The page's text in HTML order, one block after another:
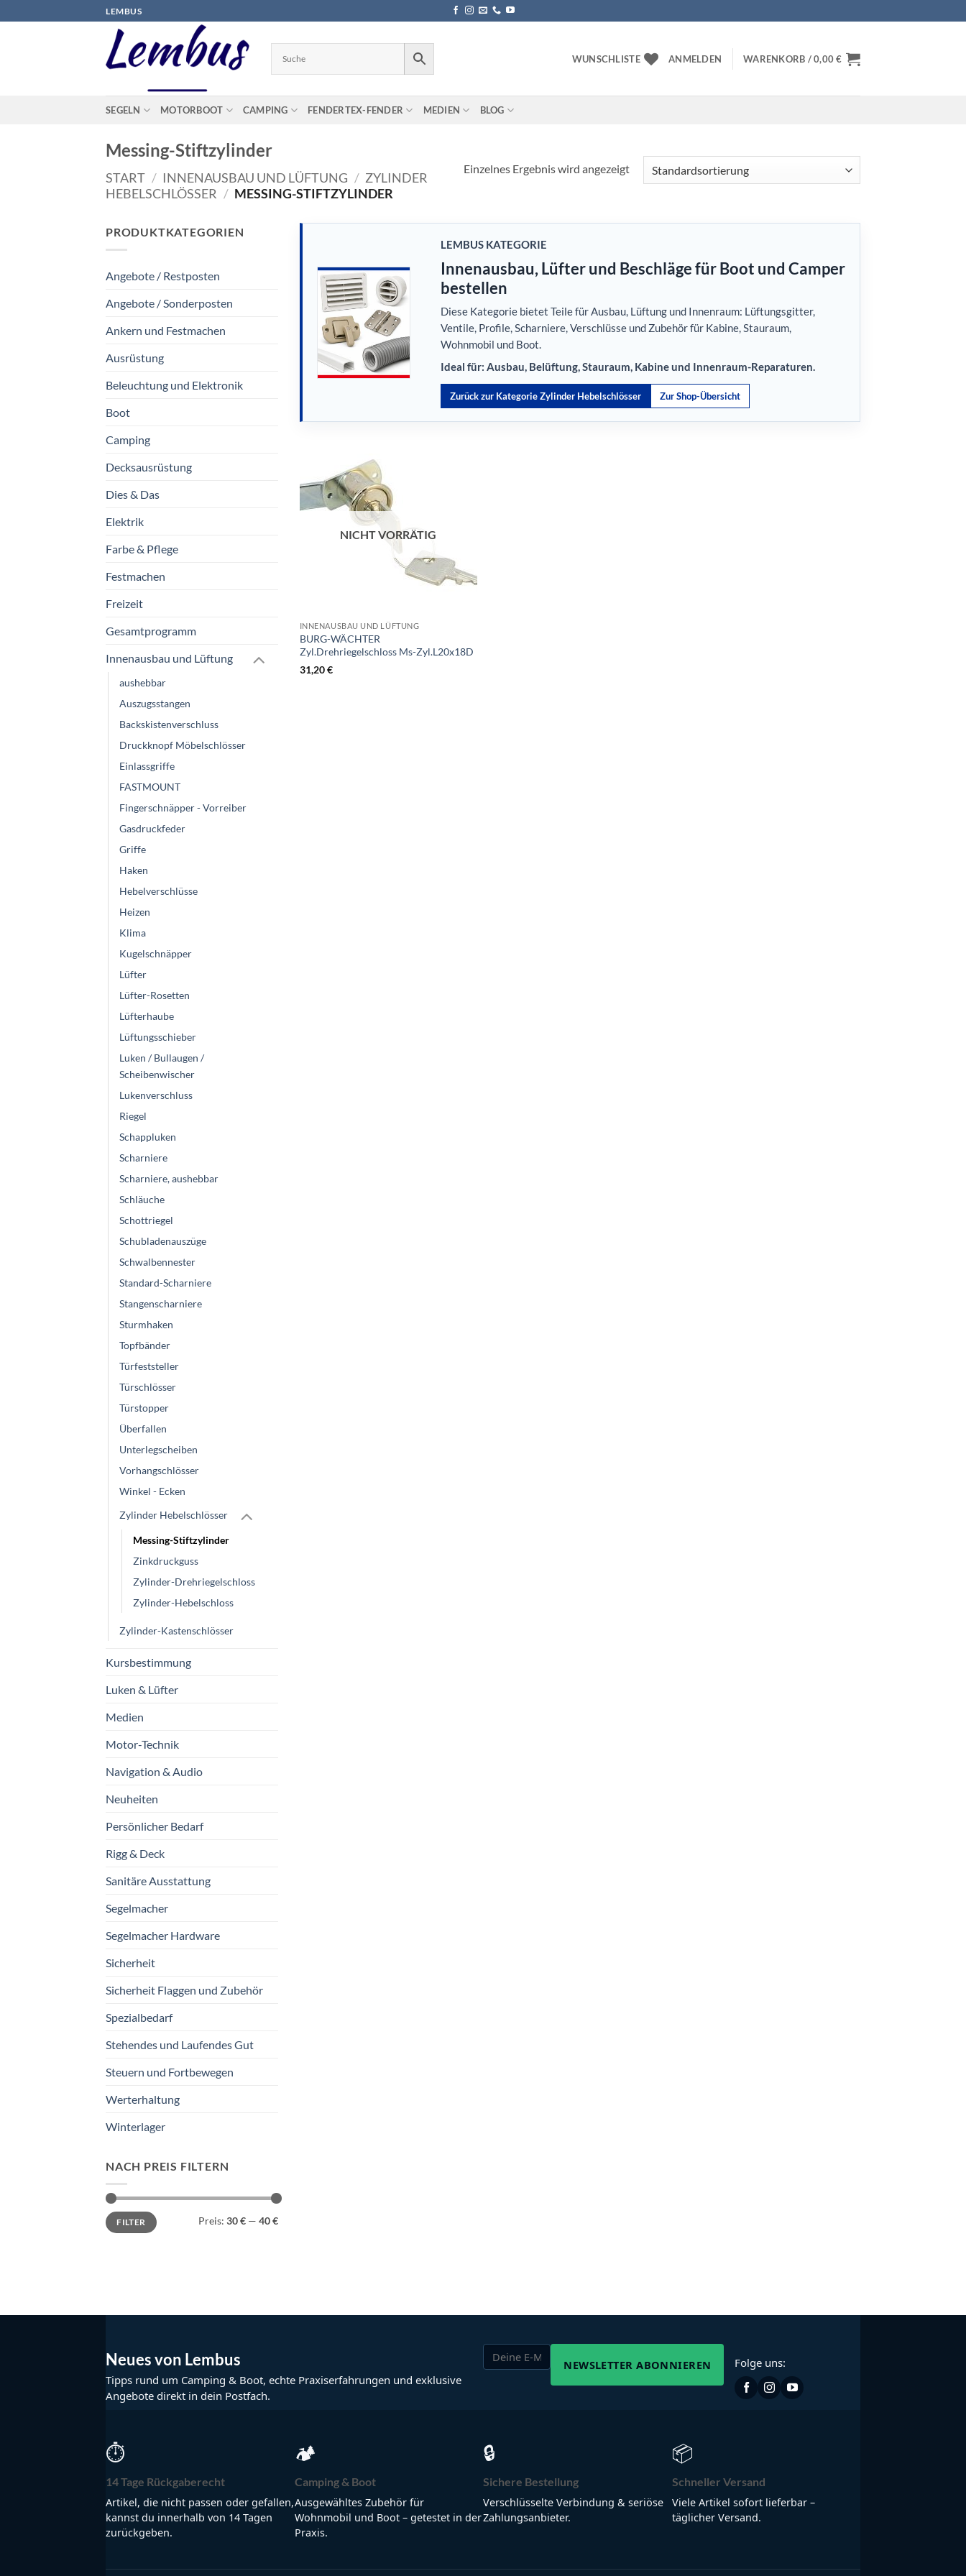
Inhalt
LEMBUS
WUNSCHLISTE ANMELDEN WARENKORB /0,00€
SEGELN MOTORBOOT CAMPING FENDERTEX-FENDER MEDIEN BLOG
Messing-Stiftzylinder
START / INNENAUSBAU UND LÜFTUNG / ZYLINDER
HEBELSCHLÖSSER / MESSING-STIFTZYLINDER
Einzelnes Ergebnis wird angezeigt
PRODUKTKATEGORIEN
Angebote / Restposten
Angebote / Sonderposten
Ankern und Festmachen
Ausrüstung
Beleuchtung und Elektronik
Boot
Camping
Decksausrüstung
Dies & Das
Elektrik
Farbe & Pflege
Festmachen
Freizeit
Gesamtprogramm
Innenausbau und Lüftung
aushebbar
Auszugsstangen
Backskistenverschluss
Druckknopf Möbelschlösser
Einlassgriffe
FASTMOUNT
Fingerschnäpper - Vorreiber
Gasdruckfeder
Griffe
Haken
Hebelverschlüsse
Heizen
Klima
Kugelschnäpper
Lüfter
Lüfter-Rosetten
Lüfterhaube
Lüftungsschieber
Luken / Bullaugen /
Scheibenwischer
Lukenverschluss
Riegel
Schappluken
Scharniere
Scharniere, aushebbar
Schläuche
Schottriegel
Schubladenauszüge
Schwalbennester
Standard-Scharniere
Stangenscharniere
Sturmhaken
Topfbänder
Türfeststeller
Türschlösser
Türstopper
Überfallen
Unterlegscheiben
Vorhangschlösser
Winkel - Ecken
Zylinder Hebelschlösser
Messing-Stiftzylinder
Zinkdruckguss
Zylinder-Drehriegelschloss
Zylinder-Hebelschloss
Zylinder-Kastenschlösser
Kursbestimmung
Luken & Lüfter
Medien
Motor-Technik
Navigation & Audio
Neuheiten
Persönlicher Bedarf
Rigg & Deck
Sanitäre Ausstattung
Segelmacher
Segelmacher Hardware
Sicherheit
Sicherheit Flaggen und Zubehör
Spezialbedarf
Stehendes und Laufendes Gut
Steuern und Fortbewegen
Werterhaltung
Winterlager
NACH PREIS FILTERN
Min.
Preis
Max.
PreisFILTER Preis: 30 € — 40 €
LEMBUS KATEGORIE
Innenausbau, Lüfter und Beschläge für Boot und Camper
bestellen
Diese Kategorie bietet Teile für Ausbau, Lüftung und Innenraum: Lüftungsgitter,
Ventile, Profile, Scharniere, Verschlüsse und Zubehör für Kabine, Stauraum,
Wohnmobil und Boot.
Ideal für: Ausbau, Belüftung, Stauraum, Kabine und Innenraum-Reparaturen.
Zurück zur Kategorie Zylinder Hebelschlösser Zur Shop-Übersicht
NICHT VORRÄTIG
INNENAUSBAU UND LÜFTUNG
BURG-WÄCHTER
Zyl.Drehriegelschloss Ms-Zyl.L20x18D
31,20€
Neues von Lembus
Tipps rund um Camping & Boot, echte Praxiserfahrungen und exklusive
Angebote direkt in dein Postfach.
NEWSLETTER ABONNIEREN Folge uns:
⏱
14 Tage Rückgaberecht
Artikel, die nicht passen oder gefallen,
kannst du innerhalb von 14 Tagen
zurückgeben.
🏕
Camping & Boot
Ausgewähltes Zubehör für
Wohnmobil und Boot – getestet in der
Praxis.
🔒
Sichere Bestellung
Verschlüsselte Verbindung & seriöse
Zahlungsanbieter.
📦
Schneller Versand
Viele Artikel sofort lieferbar –
täglicher Versand.